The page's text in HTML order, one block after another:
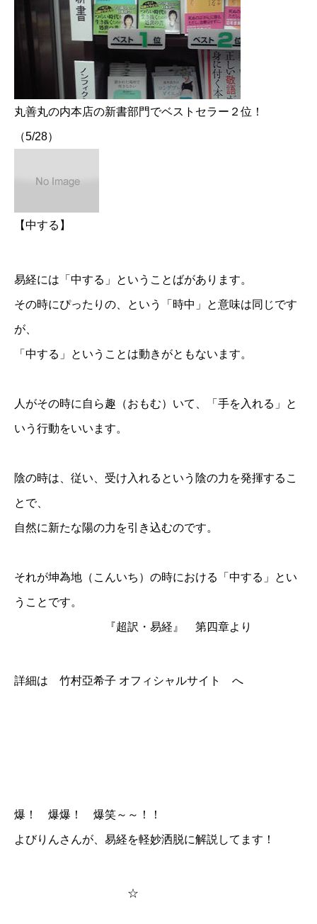
丸善丸の内本店の新書部門でベストセラー２位！
（5/28）
【中する 】
易経には「中する」ということばがあります。
その時にぴったりの、という「時中」と意味は同じです
が、
「中する」ということは動きがともないます。
人がその時に自ら趣（おもむ）いて、「手を入れる」と
いう行動をいいます。
陰の時は、従い、受け入れるという陰の力を発揮するこ
とで、
自然に新たな陽の力を引き込むのです。
それが坤為地（こんいち）の時における「中する」とい
うことです。
『超訳・易経』 第四章より
詳細は 竹村亞希子 オフィシャルサイト へ
爆！ 爆爆！ 爆笑～～！！
よびりんさんが、易経を軽妙洒脱に解説してます！
☆